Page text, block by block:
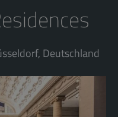
Deutschland